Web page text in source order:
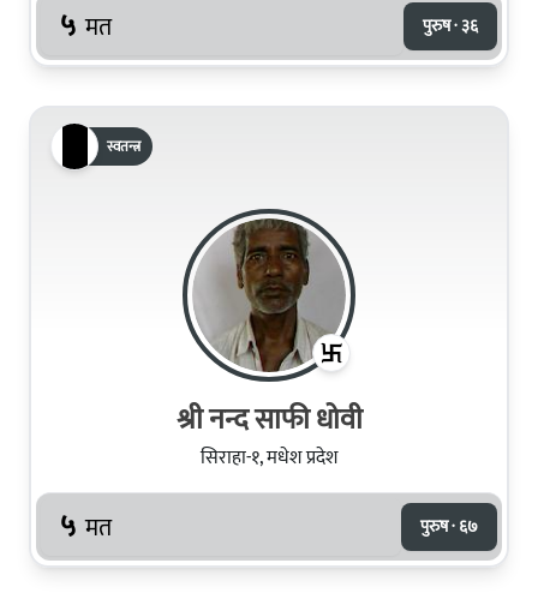
५ मत पुरुष · ३६
स्वतन्त्र
श्री नन्द साफी धोवी
सिराहा-१, मधेश प्रदेश
५ मत पुरुष · ६७